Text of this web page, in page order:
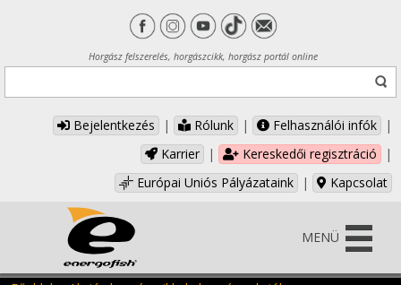
Horgász felszerelés, horgászcikk, horgász portál online
Bejelentkezés | Rólunk | Felhasználói infók
|
Karrier
| Kereskedői regisztráció
|
Európai Uniós Pályázataink
| Kapcsolat
MENÜ